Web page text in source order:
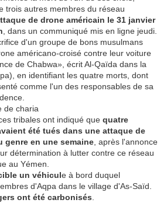
trois autres membres du réseau
de drone américain le 31 janvier
, dans un communiqué mis en ligne jeudi.
d'un groupe de bons musulmans
américano-croisé contre leur voiture
de Chabwa», écrit Al-Qaïda dans la
en identifiant les quatre morts, dont
comme l'un des responsables de sa
de charia
tribales ont indiqué que quatre
été tués dans une attaque de
genre en une semaine , après l'annonce
détermination à lutter contre ce réseau
au Yémen.
un véhicule à bord duquel
d'Aqpa dans le village d'As-Saïd.
ont été carbonisés